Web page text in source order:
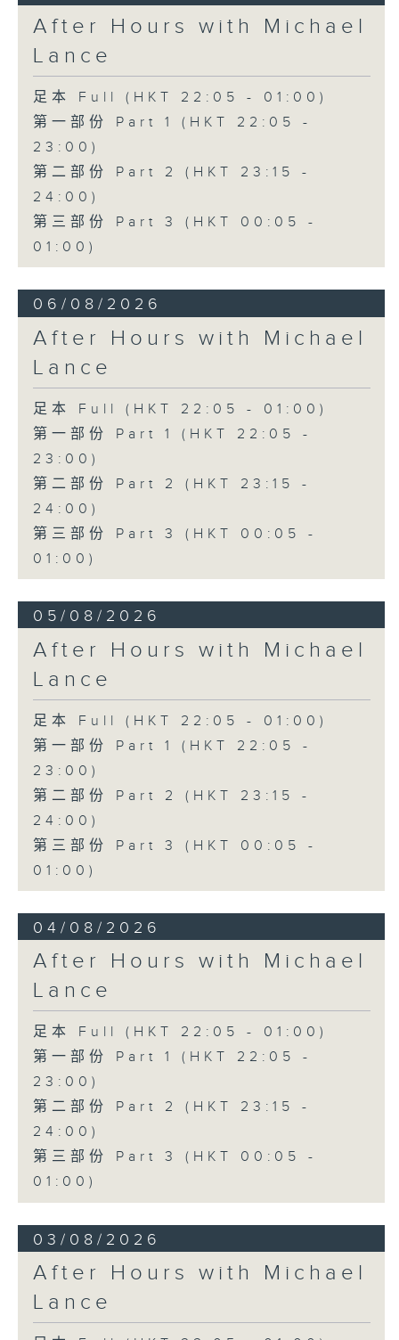
After Hours with Michael
Lance
足本 Full (HKT 22:05 - 01:00)
第一部份 Part 1 (HKT 22:05 -
23:00)
第二部份 Part 2 (HKT 23:15 -
24:00)
第三部份 Part 3 (HKT 00:05 -
01:00)
06/08/2026
After Hours with Michael
Lance
足本 Full (HKT 22:05 - 01:00)
第一部份 Part 1 (HKT 22:05 -
23:00)
第二部份 Part 2 (HKT 23:15 -
24:00)
第三部份 Part 3 (HKT 00:05 -
01:00)
05/08/2026
After Hours with Michael
Lance
足本 Full (HKT 22:05 - 01:00)
第一部份 Part 1 (HKT 22:05 -
23:00)
第二部份 Part 2 (HKT 23:15 -
24:00)
第三部份 Part 3 (HKT 00:05 -
01:00)
04/08/2026
After Hours with Michael
Lance
足本 Full (HKT 22:05 - 01:00)
第一部份 Part 1 (HKT 22:05 -
23:00)
第二部份 Part 2 (HKT 23:15 -
24:00)
第三部份 Part 3 (HKT 00:05 -
01:00)
03/08/2026
After Hours with Michael
Lance